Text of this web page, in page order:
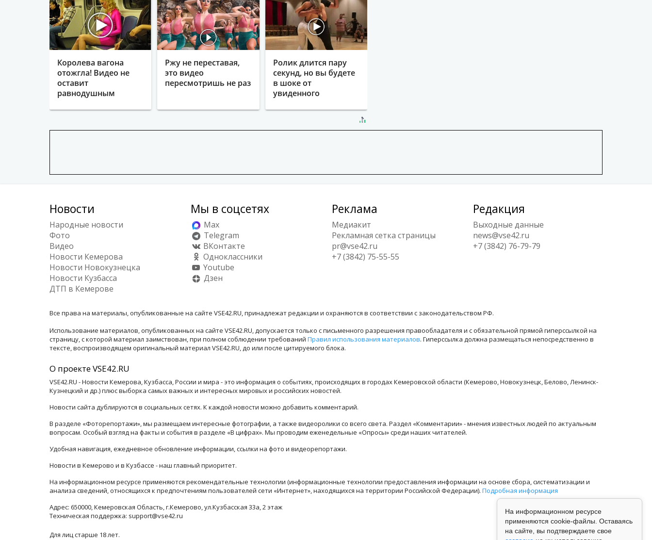
Королева вагона
отожгла! Видео не
оставит
равнодушным
Ржу не переставая,
это видео
пересмотришь не раз
Ролик длится пару
секунд, но вы будете
в шоке от
увиденного
Новости
Народные новости
Фото
Видео
Новости Кемерова
Новости Новокузнецка
Новости Кузбасса
ДТП в Кемерове
Мы в соцсетях
Max
Telegram
ВКонтакте
Одноклассники
Youtube
Дзен
Реклама
Медиакит
Рекламная сетка страницы
pr@vse42.ru
+7 (3842) 75-55-55
Редакция
Выходные данные
news@vse42.ru
+7 (3842) 76-79-79
Все права на материалы, опубликованные на сайте VSE42.RU, принадлежат редакции и охраняются в соответствии с законодательством РФ.
Использование материалов, опубликованных на сайте VSE42.RU, допускается только с письменного разрешения правообладателя и с обязательной прямой гиперссылкой на
страницу, с которой материал заимствован, при полном соблюдении требований Правил использования материалов. Гиперссылка должна размещаться непосредственно в
тексте, воспроизводящем оригинальный материал VSE42.RU, до или после цитируемого блока.
О проекте VSE42.RU
VSE42.RU - Новости Кемерова, Кузбасса, России и мира - это информация о событиях, происходящих в городах Кемеровской области (Кемерово, Новокузнецк, Белово, Ленинск-
Кузнецкий и др.) плюс выборка самых важных и интересных мировых и российских новостей.
Новости сайта дублируются в социальных сетях. К каждой новости можно добавить комментарий.
В разделе «Фоторепортажи», мы размещаем интересные фотографии, а также видеоролики со всего света. Раздел «Комментарии» - мнения известных людей по актуальным
вопросам. Особый взгляд на факты и события в разделе «В цифрах». Мы проводим еженедельные «Опросы» среди наших читателей.
Удобная навигация, ежедневное обновление информации, ссылки на фото и видеорепортажи.
Новости в Кемерово и в Кузбассе - наш главный приоритет.
На информационном ресурсе применяются рекомендательные технологии (информационные технологии предоставления информации на основе сбора, систематизации и
анализа сведений, относящихся к предпочтениям пользователей сети «Интернет», находящихся на территории Российской Федерации). Подробная информация
Адрес: 650000, Кемеровская Область, г.Кемерово, ул.Кузбасская 33а, 2 этаж
Техническая поддержка: support@vse42.ru
Для лиц старше 18 лет.
На информационном ресурсе
применяются cookie-файлы. Оставаясь
на сайте, вы подтверждаете свое